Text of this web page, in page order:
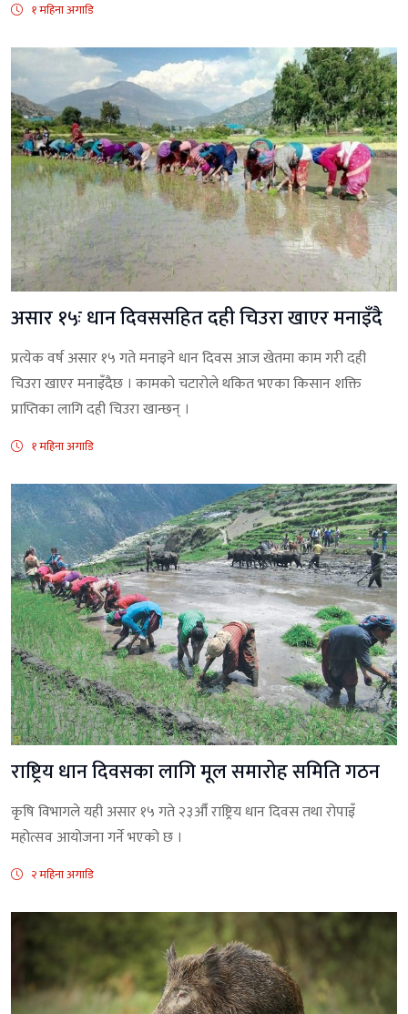
१ महिना अगाडि
असार १५ः धान दिवससहित दही चिउरा खाएर मनाइँदै
प्रत्येक वर्ष असार १५ गते मनाइने धान दिवस आज खेतमा काम गरी दही
चिउरा खाएर मनाइँदैछ । कामको चटारोले थकित भएका किसान शक्ति
प्राप्तिका लागि दही चिउरा खान्छन् ।
१ महिना अगाडि
राष्ट्रिय धान दिवसका लागि मूल समारोह समिति गठन
कृषि विभागले यही असार १५ गते २३औँ राष्ट्रिय धान दिवस तथा रोपाइँ
महोत्सव आयोजना गर्ने भएको छ ।
२ महिना अगाडि